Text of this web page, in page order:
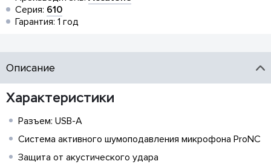
Серия: 610
Гарантия: 1 год
Описание
Характеристики
Разъем: USB-A
Система активного шумоподавления микрофона ProNC
Защита от акустического удара